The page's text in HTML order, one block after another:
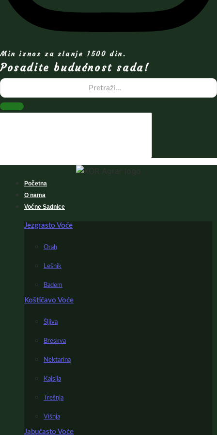
Min iznos za slanje 1500 din.
Posadite budućnost sada!
Početna
O nama
Voćne Sadnice
Jezgrasto Voće
Orah
Lešnik
Badem
Koštičavo Voće
Šljiva
Breskva
Nektarina
Kajsija
Trešnja
Višnja
Jabučasto Voće